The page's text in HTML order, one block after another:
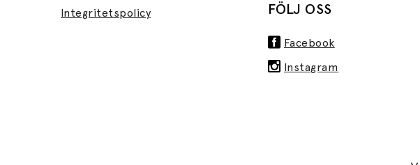
Integritetspolicy
FÖLJ OSS
Facebook
Instagram